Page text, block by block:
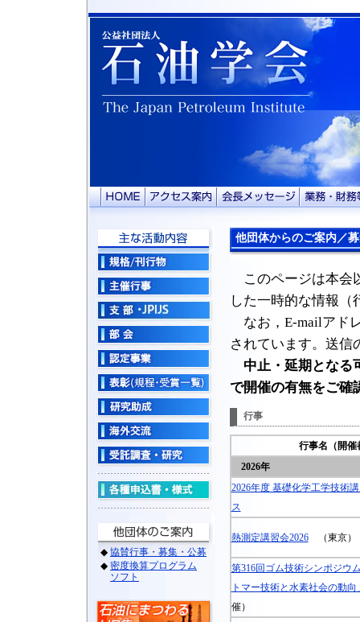
他団体からのご案内／
このページは本会
した一時的な情報（
なお，E-mailアド
されています。送信
中止・延期となる
で開催の有無をご確
行事
行事名（開催
2026年
2026年度 基礎化学工学技術
ス
熱測定講習会2026（東京）
第316回ゴム技術シンポジウ
トマー技術と水素社会の動向
催）